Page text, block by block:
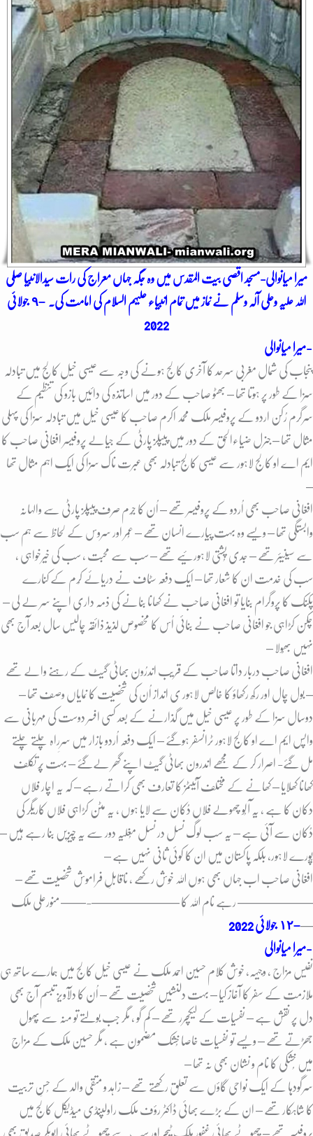
میرا میانوالی-مسجد اقصی بیت المقدس میں وہ جگہ جہاں معراج کی رات سیدالانبیا صلی
اللہ علیہ وعلی آلہ وسلم نے نماز میں تمام انبیاء علیہم السلام کی امامت کی۔ – ٩ جولائی
2022
میرا میانوالی-
پنجاب کی شمال مغربی سرحد کا آخری کالج ہونے کی وجہ سے عیسی خیل کالج میں تبادلہ
سزا کے طور پر ہوتا تھا – بھٹو صاحب کے دور میں اساتذہ کی دائیں بازو کی تنظیم کے
سرگرم رُکن اردو کے پروفیسر ملک محمد اکرم صاحب کا عیسی خیل میں تبادلہ سزا کی پہلی
مثال تھا – جنرل ضیاءالحق کے دور میں پیپلز پارٹٰی کے جیالے پروفیسر افغانی صاحب کا
ایم اے او کالج لاہور سے عیسی کالج تبادلہ بھی عبرت ناک سزا کی ایک اہم مثال تھا
–
افغانی صاحب بھی اُردو کے پروفیسر تھے – اُن کا جُرم صرف پیپلز پارٹی سے والہانہ
وابستگی تھا – ویسے وہ بہت پیارے انسان تھے – عُمر اور سروس کے لحاظ سے ہم سب
سے سینیئر تھے – جدی پُشتی لاہورئیے تھے – سب سے محبت ، سب کی خیرخواہی ،
سب کی خدمت ان کا شعار تھا – ایک دفعہ سٹاف نے دریائے کُرم کے کنارے
پکنک کا پروگرام بنایا تو افغانی صاحب نے کھانا بنانے کی ذمہ داری اپنے سر لے لی –
چکن کڑاہی جو افغانی صاحب نے بنائی اُس کا مخصوص لذیذ ذائقہ چالیس سال بعد آج بھی
نہیں بھُولا –
افغانی صاحب دربار داتا صاحب کے قریب اندرُون بھاٹی گیٹ کے رہنے والے تھے
– بول چال اور رکھ رکھاؤ کا خالص لاہور ی انداز اُن کی شخصیت کا نمایاں وصف تھا –
دوسال سزا کے طور پر عیسی خیل میں گذارنے کے بعد کسی افسر دوست کی مہربانی سے
واپس ایم اے او کالج لاہور ٹرانسفر ہوگئے – ایک دفعہ اُردو بازار میں سرِراہ چلتے چلتے
مل گئے- اصرار کر کے مجھے اندرون بھاٹی گیٹ اپنے گھر لےگئے – بہت پُر تکلف
کھانا کھلایا – کھانے کے مختلف آئیٹمز کا تعارف بھی کراتے رہے – کہ یہ اچار فلاں
دکان کا ہے ، یہ آلُو چھولے فلاں دُکان سے لایا ہوں ، یہ مٹن کڑاہی فلاں کاریگر کی
دُکان سے آئی ہے – یہ سب لوگ نسل در نسل مُغلیہ دور سے یہ چیزیں بنا رہے ہیں –
پُورے لاہور، بلکہ پاکستان میں ان کا کوئی ثانی نہیں ہے –
افغانی صاحب اب جہاں بھی ہوں اللہ خوش رکھے ، ناقابلِ فراموش شخصیت تھے –
—————— رہے نام اللہ کا ———————-—— منورعلی ملک
—
–١٢ جولائی 2022
میرا میانوالی-
نفیس مزاج ، وجیہہ، خوش کلام حسین احمد ملک نے عیسی خیل کالج میں ہمارے ساتھ ہی
ملازمت کے سفر کا آغاز کیا – بہت دلنشیں شخصیت تھے – اُن کا دلآویز تبسم آج بھی
دل پر نقش ہے – نفسیات کے لیکچرر تھے – کم گو ، مگر جب بولتے تو منہ سے پُھول
جھڑتے تھے – ویسے تو نفسیات خاصا خُشک مضمون ہے ، مگر حسین ملک کے مزاج
میں خُشکی کا نام و نشان بھی نہ تھا –
سرگودہا کے ایک نواحی گاؤں سے تعلق رکھتے تھے – زاہد و متقی والد کے حُسنِ تربیت
کا شاہکار تھے – ان کے بڑے بھائی ڈاکٹر رؤف ملک راولپنڈی میڈیکل کالج میں
پروفیسر تھے – چھوٹے بھائی غفور ملک ٹیچر اور سب سے چھوٹے بھائی ابوبکر صدیق بھی